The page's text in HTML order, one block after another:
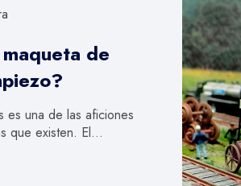
de
es una de las aficiones
que existen. El…